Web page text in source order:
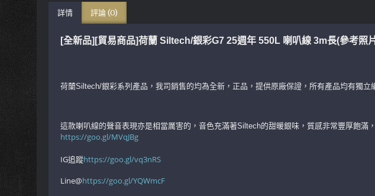
詳情 評論 (0)
[全新品][貿易商品]荷蘭 Siltech/銀彩G7 25週年 550L 喇叭線 3m長(參考照
荷蘭Siltech/銀彩系列產品，我司銷售的均為全新，正品，提供原廠保證，所有產品均有獨立
這款喇叭線的聲音表現亦是相當厲害的，音色充滿著Siltech的甜暖銀味，質感非常豐厚飽
https://goo.gl/MVqJBg
IG追蹤https://goo.gl/vq3nRS
Line@https://goo.gl/YQWmcF